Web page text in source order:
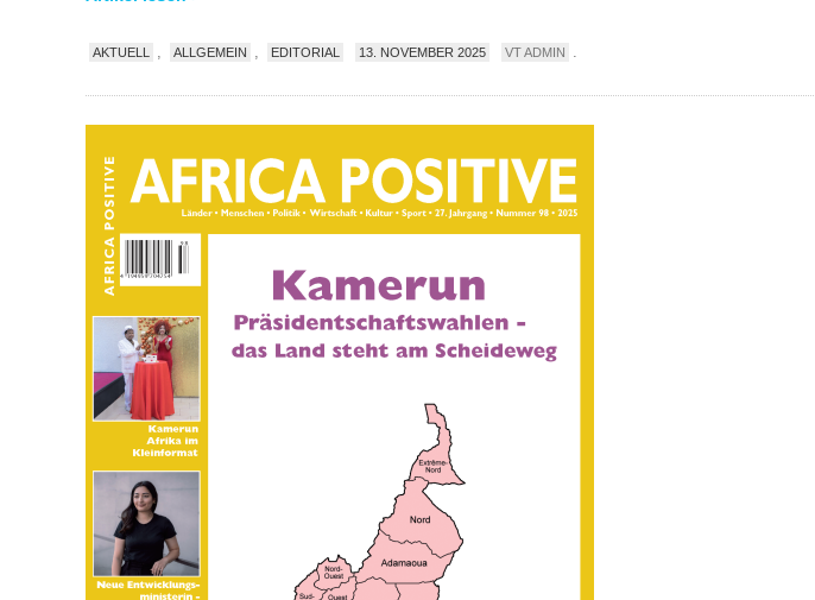
AKTUELL , ALLGEMEIN , EDITORIAL 13. NOVEMBER 2025 VT ADMIN .